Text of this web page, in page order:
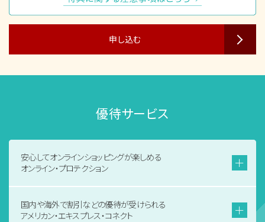
申し込む
優待サービス
安心してオンラインショッピングが楽しめる
オンライン・プロテクション
国内や海外で割引などの優待が受けられる
アメリカン・エキスプレス・コネクト